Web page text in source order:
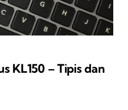
KL150 – Tipis dan